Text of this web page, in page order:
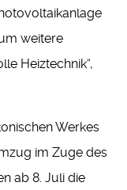
weitere
Heiztechnik“,
Werkes
im Zuge des
ab 8. Juli die